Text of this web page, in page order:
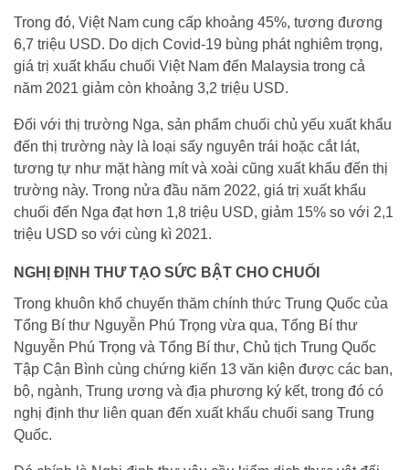
Trong đó, Việt Nam cung cấp khoảng 45%, tương đương
6,7 triệu USD. Do dịch Covid-19 bùng phát nghiêm trọng,
giá trị xuất khẩu chuối Việt Nam đến Malaysia trong cả
năm 2021 giảm còn khoảng 3,2 triệu USD.
Đối với thị trường Nga, sản phẩm chuối chủ yếu xuất khẩu
đến thị trường này là loại sấy nguyên trái hoặc cắt lát,
tương tự như mặt hàng mít và xoài cũng xuất khẩu đến thị
trường này. Trong nửa đầu năm 2022, giá trị xuất khẩu
chuối đến Nga đạt hơn 1,8 triệu USD, giảm 15% so với 2,1
triệu USD so với cùng kì 2021.
NGHỊ ĐỊNH THƯ TẠO SỨC BẬT CHO CHUỐI
Trong khuôn khổ chuyến thăm chính thức Trung Quốc của
Tổng Bí thư Nguyễn Phú Trọng vừa qua, Tổng Bí thư
Nguyễn Phú Trọng và Tổng Bí thư, Chủ tịch Trung Quốc
Tập Cận Bình cùng chứng kiến 13 văn kiện được các ban,
bộ, ngành, Trung ương và địa phương ký kết, trong đó có
nghị định thư liên quan đến xuất khẩu chuối sang Trung
Quốc.